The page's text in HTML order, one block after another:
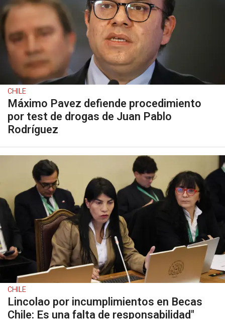
CHILE
Máximo Pavez defiende procedimiento
por test de drogas de Juan Pablo
Rodríguez
CHILE
Lincolao por incumplimientos en Becas
Chile: Es una falta de responsabilidad"